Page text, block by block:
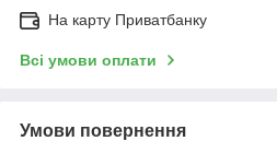
На карту Приватбанку
Всі умови оплати
Умови повернення